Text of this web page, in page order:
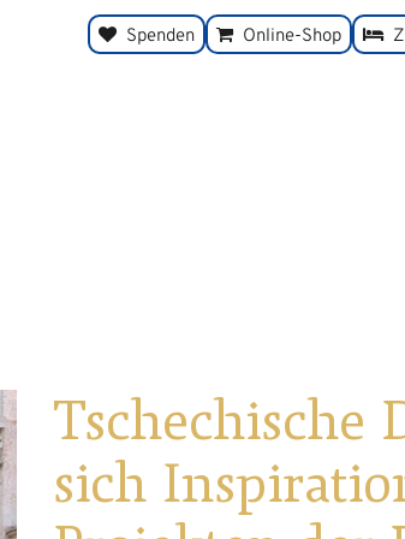
Spenden Online-Shop
Tschechische
sich